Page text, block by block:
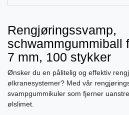
Rengjøringssvamp,
schwammgummiball
7 mm, 100 stykker
Ønsker du en pålitelig og effektiv
ølkranesystemer? Med vår
svampgummikuler som fjerner
ølslimet.